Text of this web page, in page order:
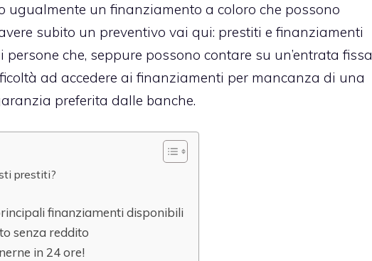
ugualmente un finanziamento a coloro che possono
subito un preventivo vai qui: prestiti e finanziamenti
persone che, seppure possono contare su un’entrata fissa
ad accedere ai finanziamenti per mancanza di una
preferita dalle banche.
prestiti?
finanziamenti disponibili
senza reddito
in 24 ore!